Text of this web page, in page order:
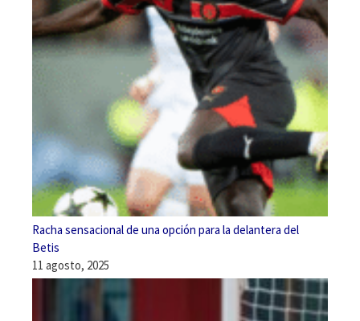
Racha sensacional de una opción para la delantera del
Betis
11 agosto, 2025